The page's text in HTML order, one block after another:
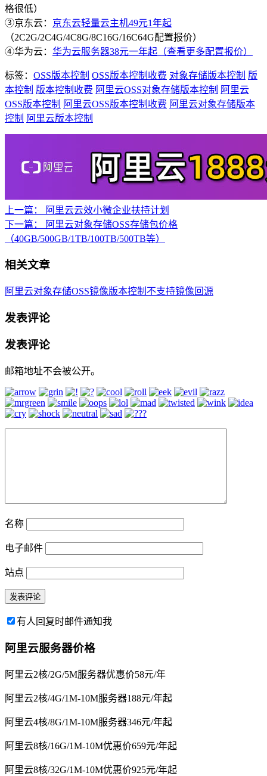
格很低）
③京东云： 京东云轻量云主机49元1年起
（2C2G/2C4G/4C8G/8C16G/16C64G配置报价）
④华为云： 华为云服务器38元一年起（查看更多配置报价）
标签： OSS版本控制 OSS版本控制收费 对象存储版本控制 版
本控制 版本控制收费 阿里云OSS对象存储版本控制
阿里云
OSS版本控制
阿里云OSS版本控制收费 阿里云对象存储版本
控制
阿里云版本控制
上一篇：
阿里云云效小微企业扶持计划
下一篇：
阿里云对象存储OSS存储包价格
（40GB/500GB/1TB/100TB/500TB等）
相关文章
阿里云对象存储OSS镜像版本控制不支持镜像回源
发表评论
发表评论
邮箱地址不会被公开。
名称
电子邮件
站点
有人回复时邮件通知我
阿里云服务器价格
阿里云2核/2G/5M服务器优惠价58元/年
阿里云2核/4G/1M-10M服务器188元/年起
阿里云4核/8G/1M-10M服务器346元/年起
阿里云8核/16G/1M-10M优惠价659元/年起
阿里云8核/32G/1M-10M优惠价925元/年起